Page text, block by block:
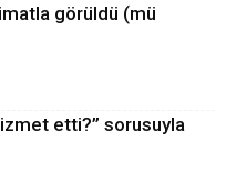
görüldü (mü
etti?” sorusuyla